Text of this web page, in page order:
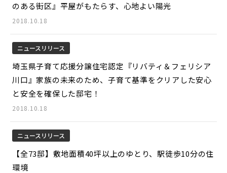
のある街区』平屋がもたらす、心地よい陽光
2018.10.18
ニュースリリース
埼玉県子育て応援分譲住宅認定『リバティ＆フェリシア
川口』家族の未来のため、子育て基準をクリアした安心
と安全を確保した邸宅！
2018.10.18
ニュースリリース
【全73邸】敷地面積40坪以上のゆとり、駅徒歩10分の住
環境